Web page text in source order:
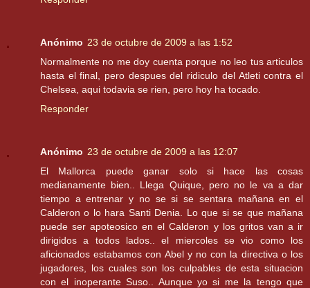
Anónimo 23 de octubre de 2009 a las 1:52
Normalmente no me doy cuenta porque no leo tus articulos
hasta el final, pero despues del ridiculo del Atleti contra el
Chelsea, aqui todavia se rien, pero hoy ha tocado.
Responder
Anónimo 23 de octubre de 2009 a las 12:07
El Mallorca puede ganar solo si hace las cosas
medianamente bien.. Llega Quique, pero no le va a dar
tiempo a entrenar y no se si se sentara mañana en el
Calderon o lo hara Santi Denia. Lo que si se que mañana
puede ser apoteosico en el Calderon y los gritos van a ir
dirigidos a todos lados.. el miercoles se vio como los
aficionados estabamos con Abel y no con la directiva o los
jugadores, los cuales son los culpables de esta situacion
con el inoperante Suso.. Aunque yo si me la tengo que